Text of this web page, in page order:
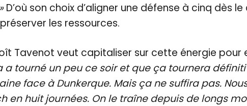
D’où son choix d’aligner une défense à cinq dès
les ressources.
Tavenot veut capitaliser sur cette énergie pour
a tourné un peu ce soir et que ça tournera
face à Dunkerque. Mais ça ne suffira pas.
en huit journées. On le traîne depuis de longs